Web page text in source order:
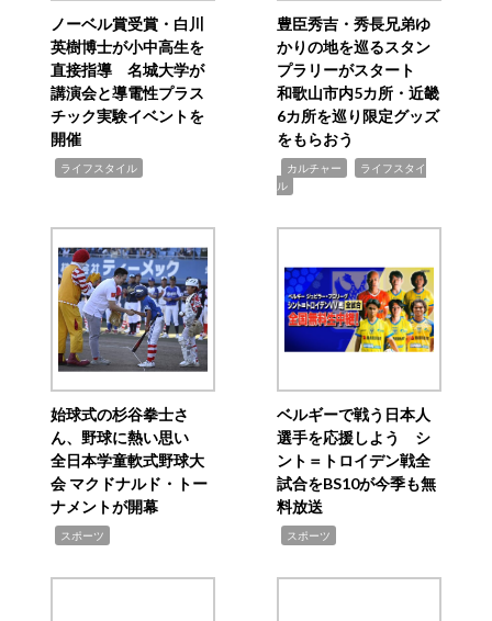
ノーベル賞受賞・白川
英樹博士が小中高生を
直接指導 名城大学が
講演会と導電性プラス
チック実験イベントを
開催
ライフスタイル
豊臣秀吉・秀長兄弟ゆ
かりの地を巡るスタン
プラリーがスタート
和歌山市内5カ所・近畿
6カ所を巡り限定グッズ
をもらおう
カルチャー
ライフスタイ
ル
始球式の杉谷拳士さ
ん、野球に熱い思い
全日本学童軟式野球大
会 マクドナルド・トー
ナメントが開幕
スポーツ
ベルギーで戦う日本人
選手を応援しよう シ
ント＝トロイデン戦全
試合をBS10が今季も無
料放送
スポーツ